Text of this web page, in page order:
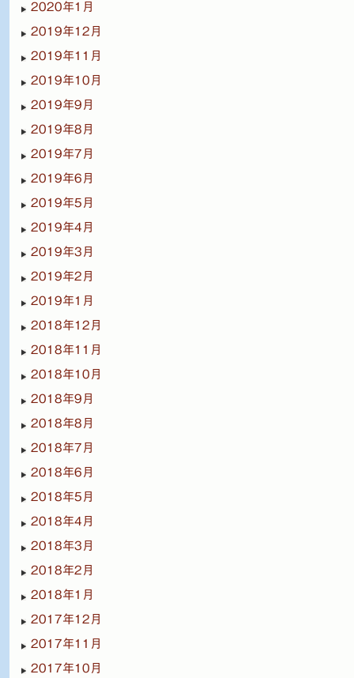
2020年1月
2019年12月
2019年11月
2019年10月
2019年9月
2019年8月
2019年7月
2019年6月
2019年5月
2019年4月
2019年3月
2019年2月
2019年1月
2018年12月
2018年11月
2018年10月
2018年9月
2018年8月
2018年7月
2018年6月
2018年5月
2018年4月
2018年3月
2018年2月
2018年1月
2017年12月
2017年11月
2017年10月